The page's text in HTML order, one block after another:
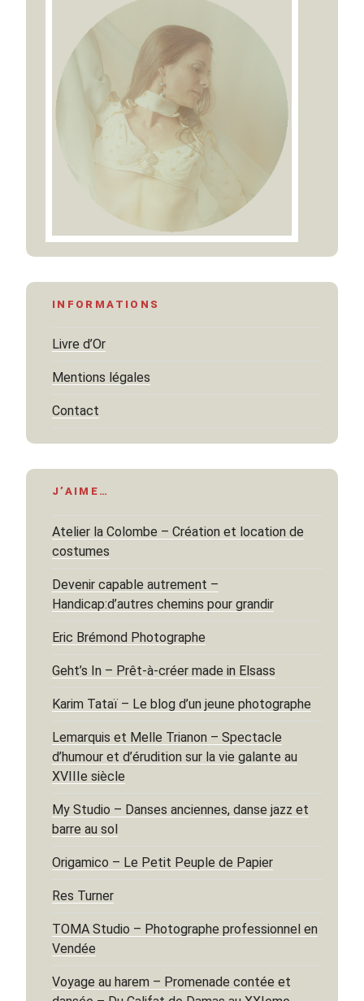
INFORMATIONS
Livre d’Or
Mentions légales
Contact
J’AIME…
Atelier la Colombe – Création et location de
costumes
Devenir capable autrement –
Handicap:d’autres chemins pour grandir
Eric Brémond Photographe
Geht’s In – Prêt-à-créer made in Elsass
Karim Tataï – Le blog d’un jeune photographe
Lemarquis et Melle Trianon – Spectacle
d’humour et d’érudition sur la vie galante au
XVIIIe siècle
My Studio – Danses anciennes, danse jazz et
barre au sol
Origamico – Le Petit Peuple de Papier
Res Turner
TOMA Studio – Photographe professionnel en
Vendée
Voyage au harem – Promenade contée et